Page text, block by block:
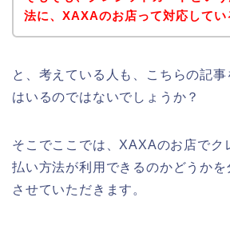
法に、XAXAのお店って対応してい
と、考えている人も、こちらの記
はいるのではないでしょうか？
そこでここでは、XAXAのお店でク
払い方法が利用できるのかどうかを
させていただきます。